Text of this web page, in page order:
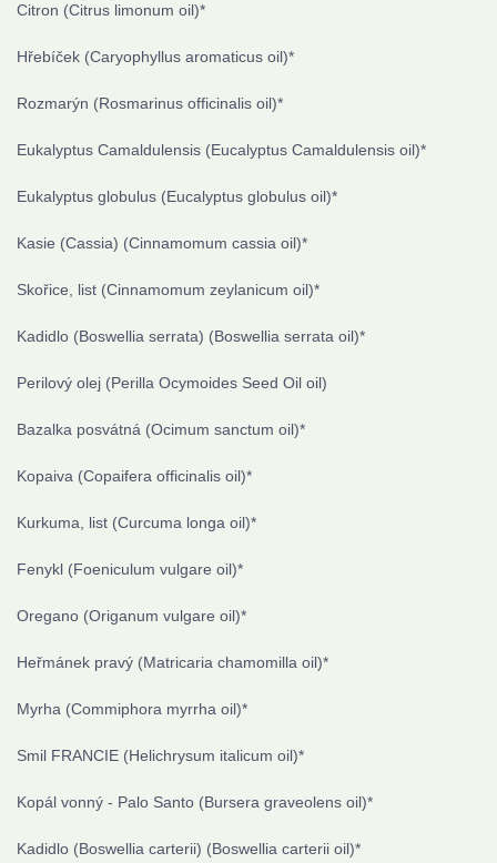
Citron (Citrus limonum oil)*
Hřebíček (Caryophyllus aromaticus oil)*
Rozmarýn (Rosmarinus officinalis oil)*
Eukalyptus Camaldulensis (Eucalyptus Camaldulensis oil)*
Eukalyptus globulus (Eucalyptus globulus oil)*
Kasie (Cassia) (Cinnamomum cassia oil)*
Skořice, list (Cinnamomum zeylanicum oil)*
Kadidlo (Boswellia serrata) (Boswellia serrata oil)*
Perilový olej (Perilla Ocymoides Seed Oil oil)
Bazalka posvátná (Ocimum sanctum oil)*
Kopaiva (Copaifera officinalis oil)*
Kurkuma, list (Curcuma longa oil)*
Fenykl (Foeniculum vulgare oil)*
Oregano (Origanum vulgare oil)*
Heřmánek pravý (Matricaria chamomilla oil)*
Myrha (Commiphora myrrha oil)*
Smil FRANCIE (Helichrysum italicum oil)*
Kopál vonný - Palo Santo (Bursera graveolens oil)*
Kadidlo (Boswellia carterii) (Boswellia carterii oil)*